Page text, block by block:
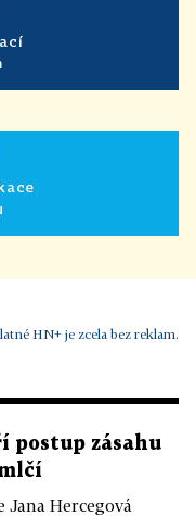
HN+ je zcela bez reklam.
postup zásahu
Jana Hercegová